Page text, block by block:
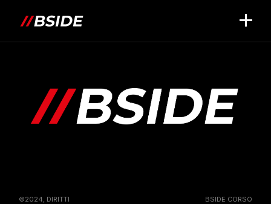
©2024, DIRITTI
BSIDE CORSO